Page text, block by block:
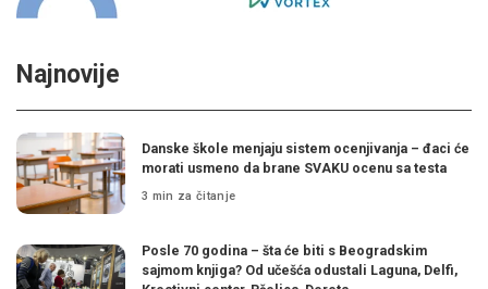
Najnovije
Danske škole menjaju sistem ocenjivanja – đaci će
morati usmeno da brane SVAKU ocenu sa testa
3 min za čitanje
Posle 70 godina – šta će biti s Beogradskim
sajmom knjiga? Od učešća odustali Laguna, Delfi,